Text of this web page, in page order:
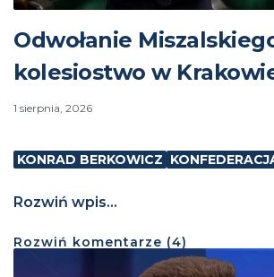
Odwołanie
kolesiostwo w
1 sierpnia, 2026
KONRAD BERKOWICZ
Rozwiń wpis...
Rozwiń komentarze (4)